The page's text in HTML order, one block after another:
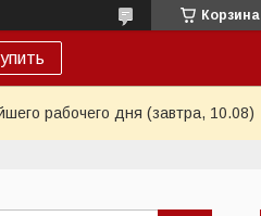
Корзина
рабочего дня (завтра, 10.08)